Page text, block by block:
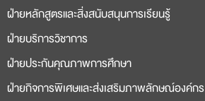
ฝ่ายหลักสูตรและสิ่งสนับสนุนการเรียนรู้
ฝ่ายบริการวิชาการ
ฝ่ายประกันคุณภาพการศึกษา
ฝ่ายกิจการพิเศษและส่งเสริมภาพลักษณ์องค์กร